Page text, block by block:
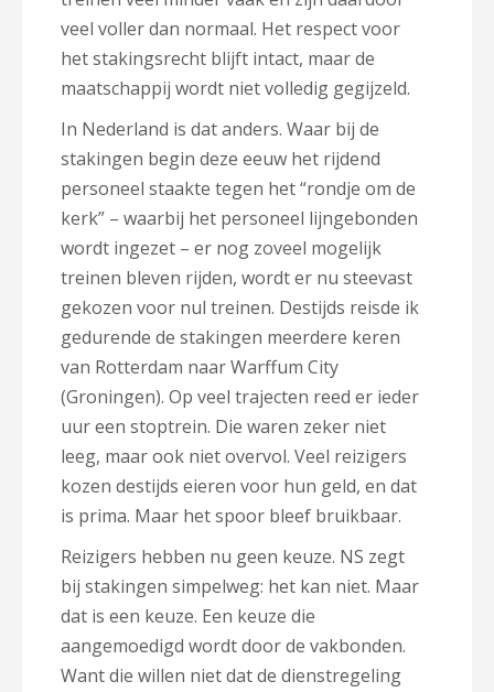
veel voller dan normaal. Het respect voor
het stakingsrecht blijft intact, maar de
maatschappij wordt niet volledig gegijzeld.
In Nederland is dat anders. Waar bij de
stakingen begin deze eeuw het rijdend
personeel staakte tegen het “rondje om de
kerk” – waarbij het personeel lijngebonden
wordt ingezet – er nog zoveel mogelijk
treinen bleven rijden, wordt er nu steevast
gekozen voor nul treinen. Destijds reisde ik
gedurende de stakingen meerdere keren
van Rotterdam naar Warffum City
(Groningen). Op veel trajecten reed er ieder
uur een stoptrein. Die waren zeker niet
leeg, maar ook niet overvol. Veel reizigers
kozen destijds eieren voor hun geld, en dat
is prima. Maar het spoor bleef bruikbaar.
Reizigers hebben nu geen keuze. NS zegt
bij stakingen simpelweg: het kan niet. Maar
dat is een keuze. Een keuze die
aangemoedigd wordt door de vakbonden.
Want die willen niet dat de dienstregeling